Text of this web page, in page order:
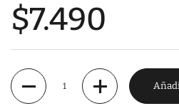
$7.490
Cantidad